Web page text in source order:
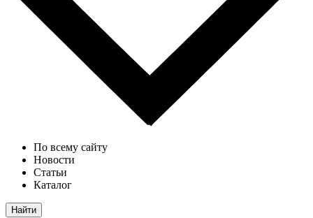
По всему сайту
Новости
Статьи
Каталог
Найти